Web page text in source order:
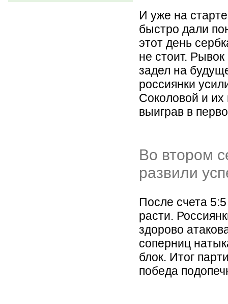
И уже на
быстро дали
этот день
не стоит.
задел на
россиянки
Соколовой и их
выиграв в
Во втором
развили
После счета
расти.
здорово
соперниц
блок. Итог
победа